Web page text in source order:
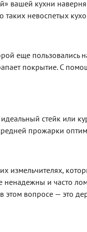
вашей кухни
невоспетых
еще
покрытие. С
идеальный стейк
прожарки
измельчителях,
ненадежны и часто
этом вопросе — это